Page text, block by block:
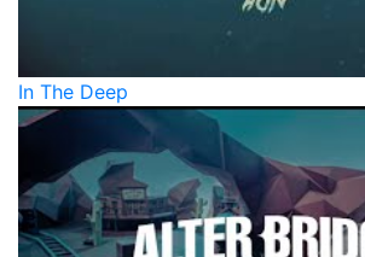
In The Deep